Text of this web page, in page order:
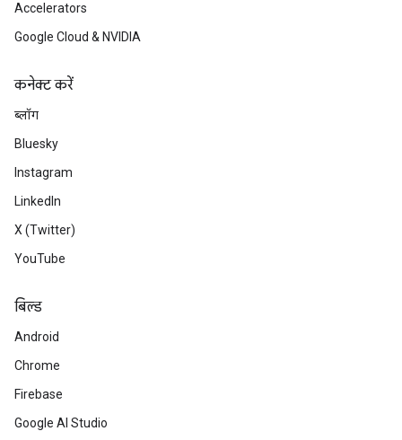
Accelerators
Google Cloud & NVIDIA
कनेक्ट करें
ब्लॉग
Bluesky
Instagram
LinkedIn
X (Twitter)
YouTube
बिल्ड
Android
Chrome
Firebase
Google AI Studio